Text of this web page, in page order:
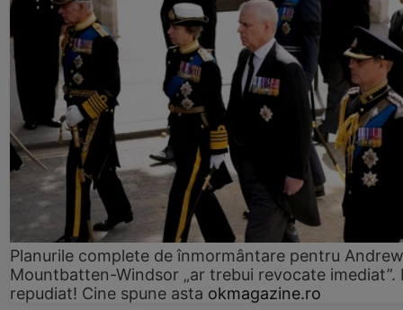
Planurile complete de înmormântare pentru Andrew
Mountbatten-Windsor „ar trebui revocate imediat”.
repudiat! Cine spune asta okmagazine.ro